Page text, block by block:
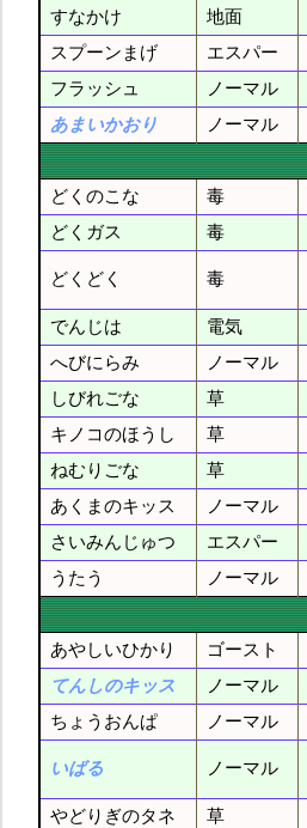
すなかけ
地面
スプーンまげ
エスパー
フラッシュ
ノーマル
あまいかおり
ノーマル
どくのこな 毒
どくガス
毒
どくどく 毒
でんじは
電気
へびにらみ
ノーマル
しびれごな
草
キノコのほうし
草
ねむりごな
草
あくまのキッス
ノーマル
さいみんじゅつ
エスパー
うたう
ノーマル
あやしいひかり
ゴースト
てんしのキッス
ノーマル
ちょうおんぱ
ノーマル
いばる ノーマル
やどりぎのタネ
草